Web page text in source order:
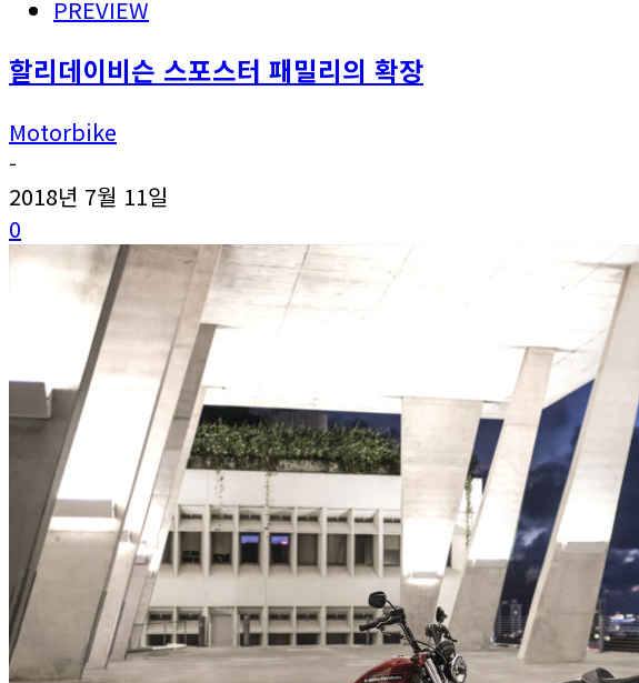
PREVIEW
할리데이비슨 스포스터 패밀리의 확장
Motorbike
-
2018년 7월 11일
0